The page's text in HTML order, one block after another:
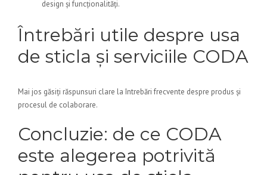
design și funcționalități.
Întrebări utile despre usa
de sticla și serviciile CODA
Mai jos găsiți răspunsuri clare la întrebări frecvente despre produs și
procesul de colaborare.
Concluzie: de ce CODA
este alegerea potrivită